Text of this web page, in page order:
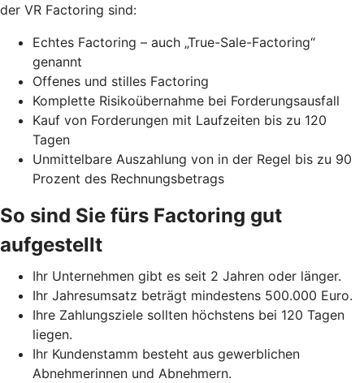
der VR Factoring sind:
Echtes Factoring – auch „True-Sale-Factoring“
genannt
Offenes und stilles Factoring
Komplette Risikoübernahme bei Forderungsausfall
Kauf von Forderungen mit Laufzeiten bis zu 120
Tagen
Unmittelbare Auszahlung von in der Regel bis zu 90
Prozent des Rechnungsbetrags
So sind Sie fürs Factoring gut
aufgestellt
Ihr Unternehmen gibt es seit 2 Jahren oder länger.
Ihr Jahresumsatz beträgt mindestens 500.000 Euro.
Ihre Zahlungsziele sollten höchstens bei 120 Tagen
liegen.
Ihr Kundenstamm besteht aus gewerblichen
Abnehmerinnen und Abnehmern.